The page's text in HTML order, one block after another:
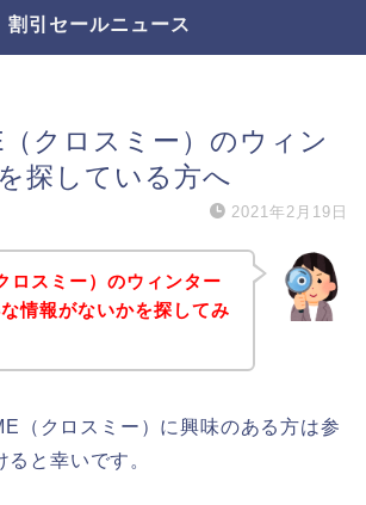
割引セールニュース
クロスミー）のウィン
探している方へ
2021年2月19日
ロスミー）のウィンター
情報がないかを探してみ
（クロスミー）に興味のある方は参
と幸いです。